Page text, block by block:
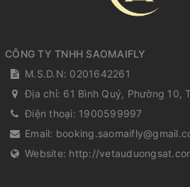
CÔNG TY TNHH SAOMAIFLY
M.S.D.N: 0201642261
Địa chỉ: 61 Bình Quý, Phường 10,
Điện thoại: 1900599997
Email:
Website: http://